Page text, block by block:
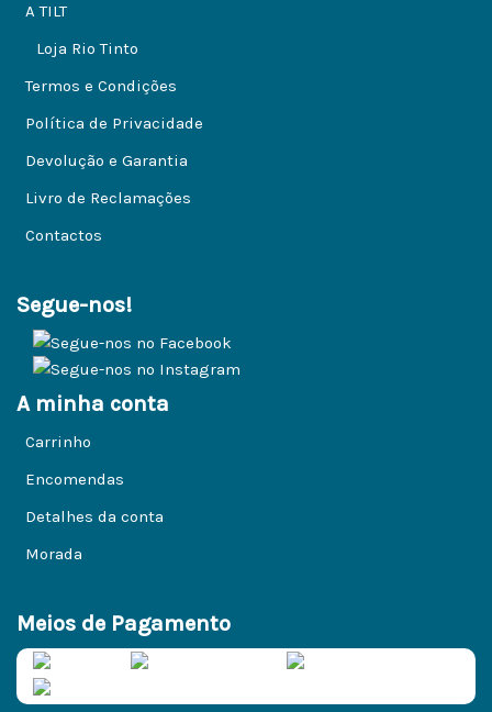
A TILT
Loja Rio Tinto
Termos e Condições
Política de Privacidade
Devolução e Garantia
Livro de Reclamações
Contactos
Segue-nos!
A minha conta
Carrinho
Encomendas
Detalhes da conta
Morada
Meios de Pagamento